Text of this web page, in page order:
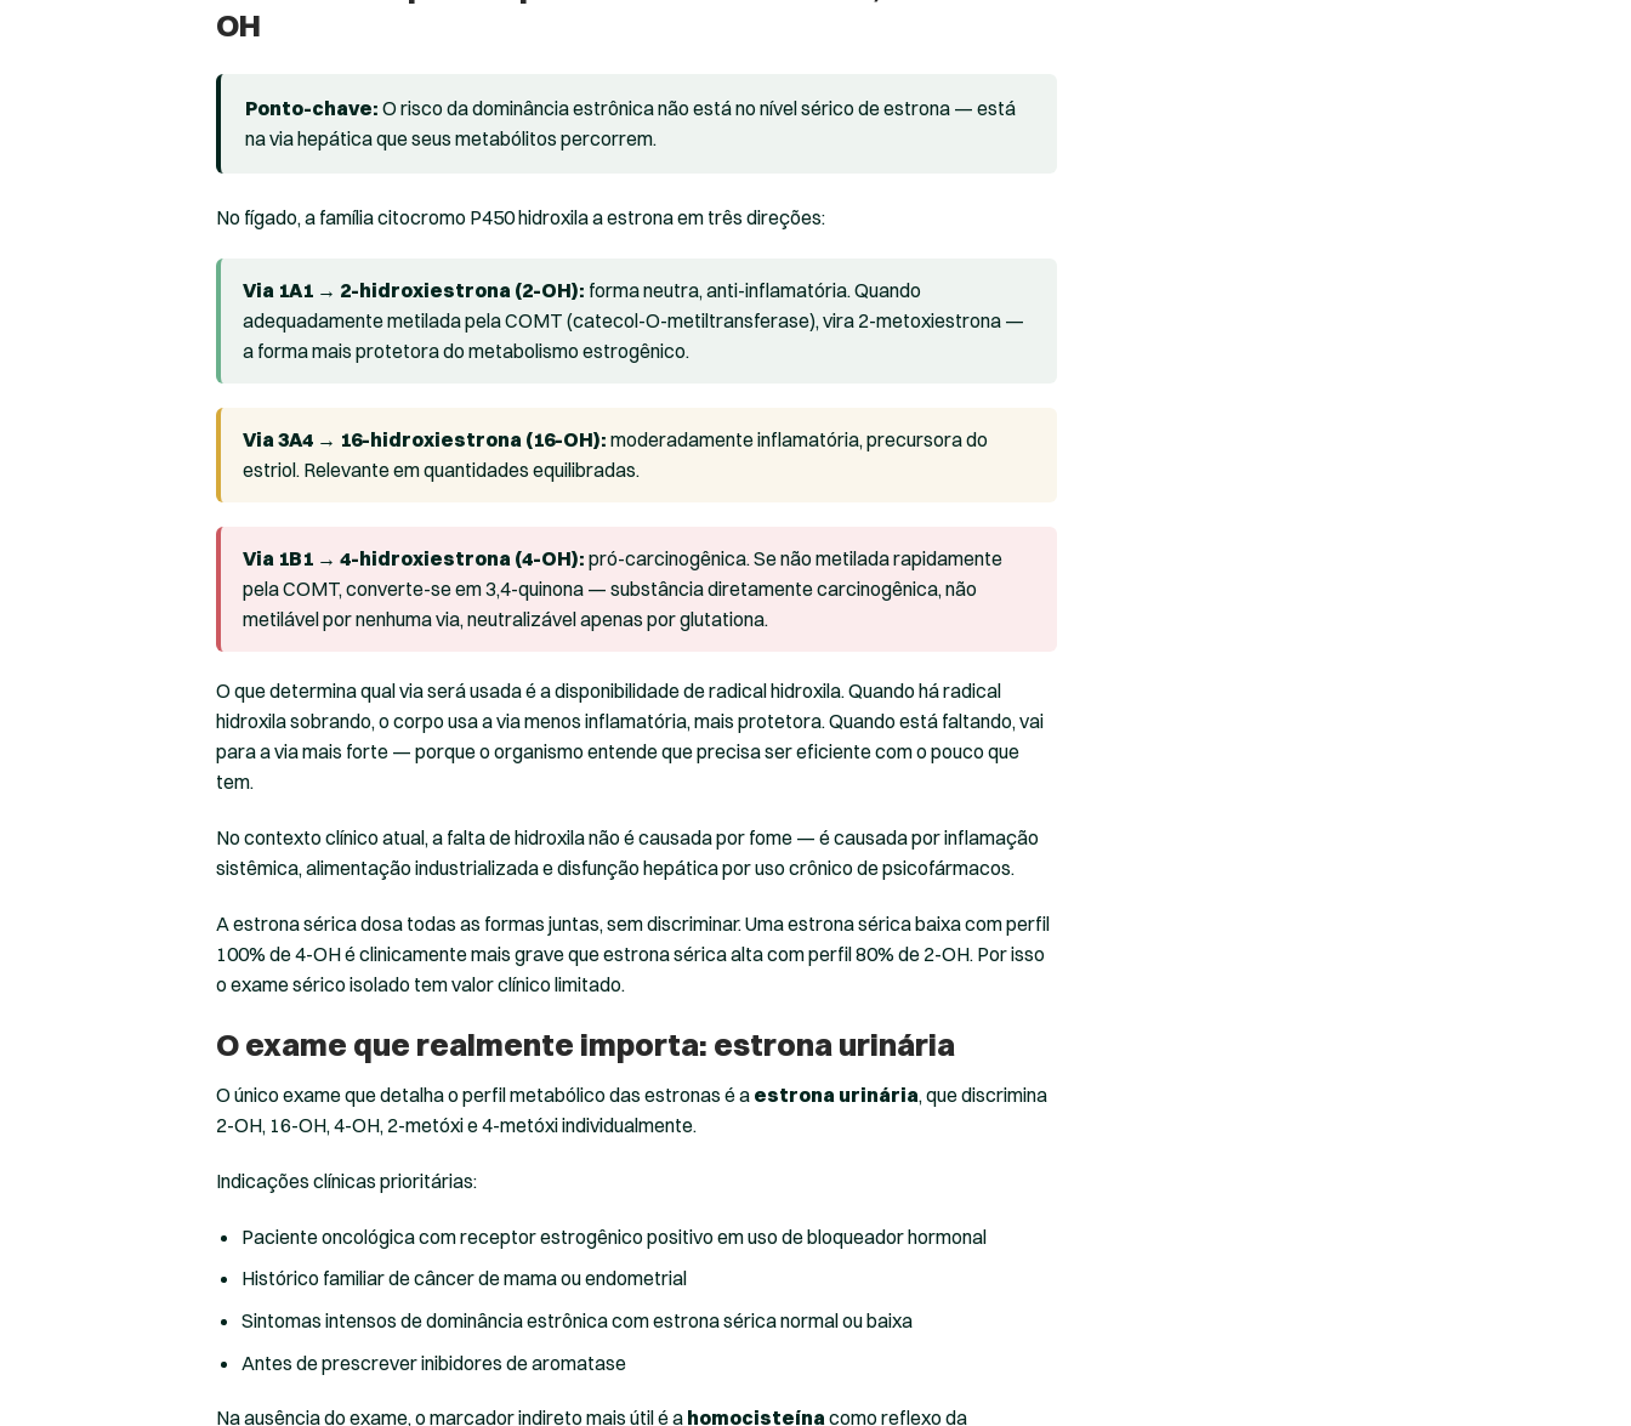
OH
Ponto-chave: O risco da dominância estrônica não está no nível sérico de estrona — está
na via hepática que seus metabólitos percorrem.
No fígado, a família citocromo P450 hidroxila a estrona em três direções:
Via 1A1 → 2-hidroxiestrona (2-OH): forma neutra, anti-inflamatória. Quando
adequadamente metilada pela COMT (catecol-O-metiltransferase), vira 2-metoxiestrona —
a forma mais protetora do metabolismo estrogênico.
Via 3A4 → 16-hidroxiestrona (16-OH): moderadamente inflamatória, precursora do
estriol. Relevante em quantidades equilibradas.
Via 1B1 → 4-hidroxiestrona (4-OH): pró-carcinogênica. Se não metilada rapidamente
pela COMT, converte-se em 3,4-quinona — substância diretamente carcinogênica, não
metilável por nenhuma via, neutralizável apenas por glutationa.
O que determina qual via será usada é a disponibilidade de radical hidroxila. Quando há radical
hidroxila sobrando, o corpo usa a via menos inflamatória, mais protetora. Quando está faltando, vai
para a via mais forte — porque o organismo entende que precisa ser eficiente com o pouco que
tem.
No contexto clínico atual, a falta de hidroxila não é causada por fome — é causada por inflamação
sistêmica, alimentação industrializada e disfunção hepática por uso crônico de psicofármacos.
A estrona sérica dosa todas as formas juntas, sem discriminar. Uma estrona sérica baixa com perfil
100% de 4-OH é clinicamente mais grave que estrona sérica alta com perfil 80% de 2-OH. Por isso
o exame sérico isolado tem valor clínico limitado.
O exame que realmente importa: estrona urinária
O único exame que detalha o perfil metabólico das estronas é a estrona urinária, que discrimina
2-OH, 16-OH, 4-OH, 2-metóxi e 4-metóxi individualmente.
Indicações clínicas prioritárias:
Paciente oncológica com receptor estrogênico positivo em uso de bloqueador hormonal
Histórico familiar de câncer de mama ou endometrial
Sintomas intensos de dominância estrônica com estrona sérica normal ou baixa
Antes de prescrever inibidores de aromatase
Na ausência do exame, o marcador indireto mais útil é a homocisteínacomo reflexo da